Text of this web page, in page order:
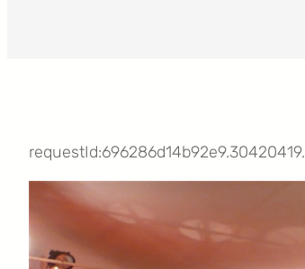
requestId:696286d14b92e9.30420419.